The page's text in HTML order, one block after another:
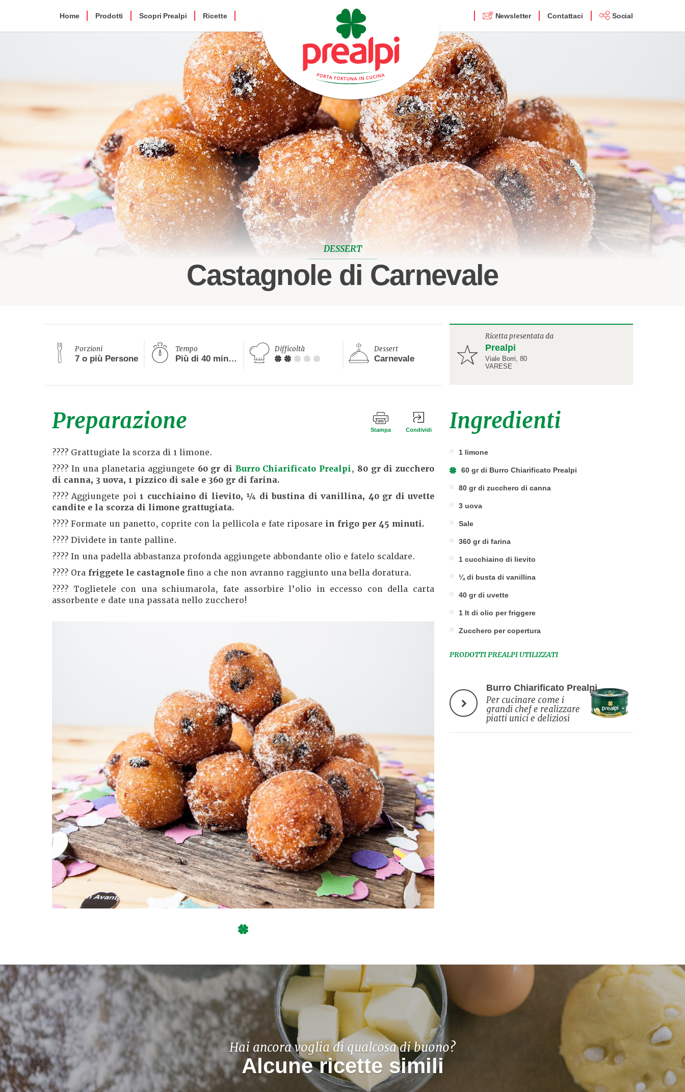
Home Prodotti Scopri Prealpi Ricette Newsletter Contattaci Social
DESSERT
Castagnole di Carnevale
Porzioni
7 o più Persone
Tempo
Più di 40 minuti
Difficoltà Dessert
Carnevale
Ricetta presentata da
Prealpi
Viale Borri, 80
VARESE
Preparazione Stampa Condividi
???? Grattugiate la scorza di 1 limone.
???? In una planetaria aggiungete 60 gr di Burro Chiarificato Prealpi, 80 gr di zucchero
di canna, 3 uova, 1 pizzico di sale e 360 gr di farina.
???? Aggiungete poi1 cucchiaino di lievito, ¼ di bustina di vanillina, 40 gr di uvette
candite e la scorza di limone grattugiata.
???? Formate un panetto, coprite con la pellicola e fate riposare in frigo per 45 minuti.
???? Dividete in tante palline.
???? In una padella abbastanza profonda aggiungete abbondante olio e fatelo scaldare.
???? Ora friggete le castagnole fino a che non avranno raggiunto una bella doratura.
???? Toglietele con una schiumarola, fate assorbire l’olio in eccesso con della carta
assorbente e date una passata nello zucchero!
Ingredienti
1 limone
60 gr di Burro Chiarificato Prealpi
80 gr di zucchero di canna
3 uova
Sale
360 gr di farina
1 cucchiaino di lievito
¼ di busta di vanillina
40 gr di uvette
1 lt di olio per friggere
Zucchero per copertura
PRODOTTI PREALPI UTILIZZATI
Burro Chiarificato Prealpi
Per cucinare come i
grandi chef e realizzare
piatti unici e deliziosi
Hai ancora voglia di qualcosa di buono?
Alcune ricette simili